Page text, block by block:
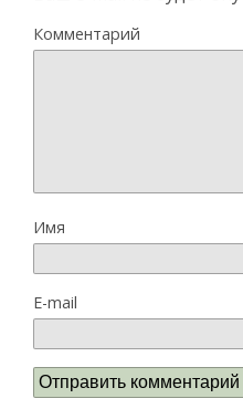
Комментарий
Имя
E-mail